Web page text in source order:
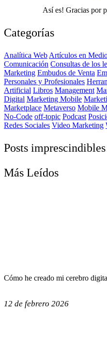
Así es! Gracias por
Categorías
Analítica Web Artículos en
Comunicación Consultas de los
Marketing Embudos de Venta
Personales y Profesionales
Artificial Libros Management
Digital Marketing Mobile
Marketplace Metaverso Mobile
No-Code off-topic Podcast
Redes Sociales Video Marketing
Posts imprescindibles
Más Leídos
Cómo he creado mi cerebro
12 de febrero 2026